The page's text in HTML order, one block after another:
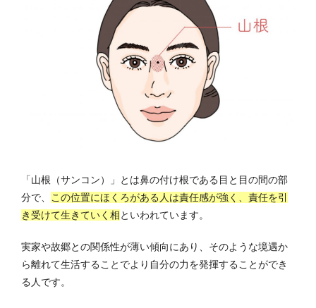
「山根（サンコン）」とは鼻の付け根である目と目の間の部
分で、
この位置にほくろがある人は責任感が強く、責任を引
き受けて生きていく相といわれています。
実家や故郷との関係性が薄い傾向にあり、そのような境遇か
ら離れて生活することでより自分の力を発揮することができ
る人です。